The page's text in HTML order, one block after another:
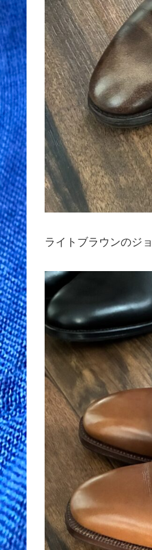
ライトブラウンのジ